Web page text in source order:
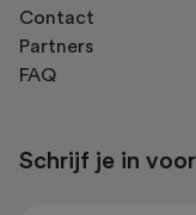
Contact
Partners
FAQ
Schrijf je in